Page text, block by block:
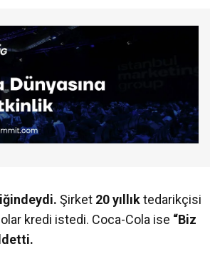
Şirket 20 yıllıktedarikçisi
kredi istedi. Coca-Cola ise “Biz